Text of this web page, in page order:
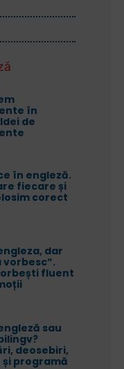
în
de
în engleză.
fiecare și
corect
dar
vorbesc”.
fluent
sau
deosebiri,
programă